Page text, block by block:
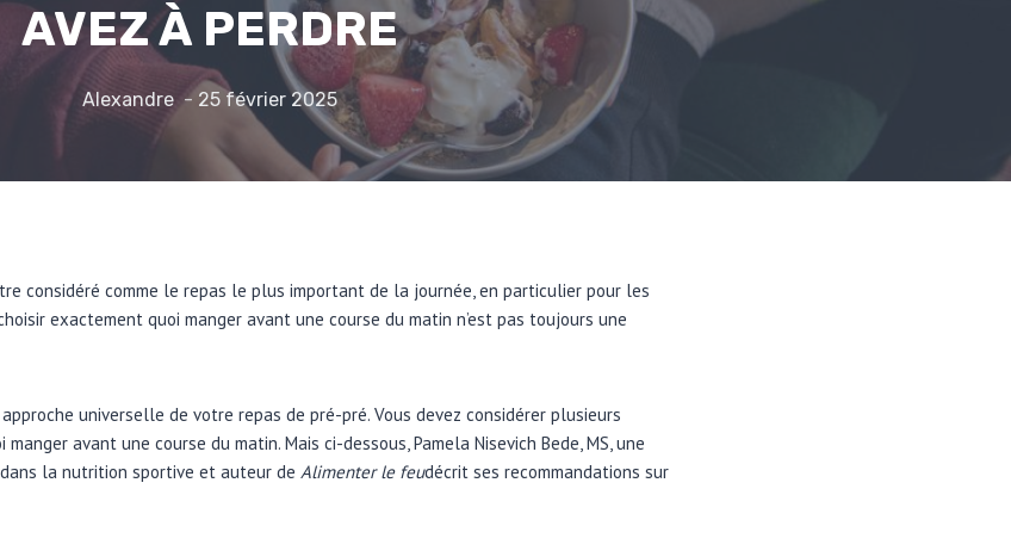
AVEZ À PERDRE
Alexandre 25 février 2025
considéré comme le repas le plus important de la journée, en particulier pour les
exactement quoi manger avant une course du matin n’est pas toujours une
universelle de votre repas de pré-pré. Vous devez considérer plusieurs
avant une course du matin. Mais ci-dessous, Pamela Nisevich Bede, MS, une
la nutrition sportive et auteur de Alimenter le feudécrit ses recommandations sur